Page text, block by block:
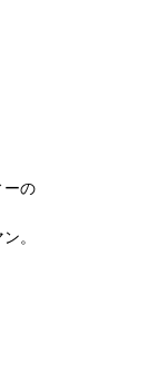
ーの
。